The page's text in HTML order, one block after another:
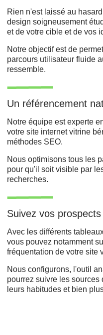
Rien n'est laissé au
design soigneusement
et de votre cible et de vos
Notre objectif est de
parcours utilisateur fluide
ressemble.
Un référencement
Notre équipe est experte
votre site internet vitrine
méthodes SEO.
Nous optimisons tous les
pour qu'il soit visible par
recherches.
Suivez vos
Avec les différents
vous pouvez notamment
fréquentation de votre site
Nous configurons, l'outil
pourrez suivre les sources
leurs habitudes et bien